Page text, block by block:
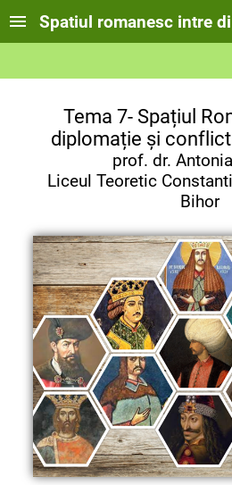
Spatiul romanesc intre
Tema 7- Spațiul
diplomație și
prof. dr.
Liceul Teoretic
Bihor